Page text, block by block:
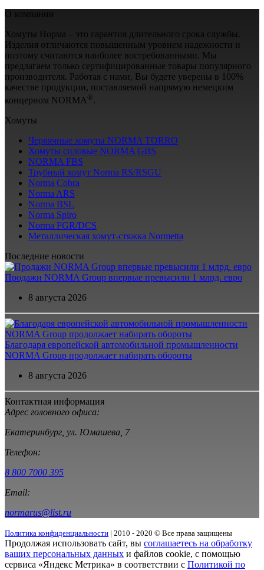
О компании
Хомуты Норма – это гарантия длительного срока службы.
Изделия отличаются повышенным уровнем надежности и
поэтому считаются наиболее востребованными. Мы
предлагаем только сертифицированные товары популярного
производителя. Работая с нами, Вы будете уверены в 100%
качестве продукции, поставляемой напрямую немецким
концерном NORMA ®.
Хомуты
Червячные хомуты NORMA TORRO
Хомуты силовые NORMA GBS
NORMA FBS
Трубный хомут Norma RS/RSGU
Norma Cobra
Norma ARS
Norma BSL
Norma Spiro
Norma FGR/DCS
Металлическая хомут-стяжка Normetta
Последние новости
Продажи NORMA Group впервые превысили 1 млрд. евро
8 августа 2026
Благодаря европейской автомобильной промышленности
NORMA Group продолжает набирать обороты
8 августа 2026
Контактная информация
Адрес головного офиса:
Екатеринбург, ул. Юмашева, 7
Телефон:
8 800 7000 395
Email:
normarus@list.ru
Политика конфиденциальности | 2010 - 2020 © Все права защищены
Продолжая использовать сайт, вы соглашаетесь на обработку
ваших персональных данных и файлов cookie, с помощью
сервиса «Яндекс Метрика» в соответствии с Политикой по